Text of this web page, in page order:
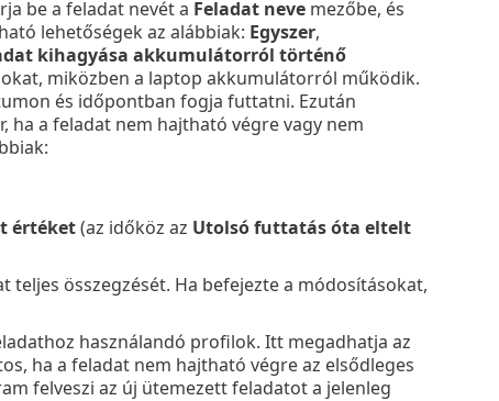
be a feladat nevét a Feladat nevemezőbe, és
lehetőségek az alábbiak: Egyszer,
kihagyása akkumulátorról történő
miközben a laptop akkumulátorról működik.
és időpontban fogja futtatni. Ezután
a feladat nem hajtható végre vagy nem
értéket(az időköz az Utolsó futtatás óta eltelt
teljes összegzését. Ha befejezte a módosításokat,
használandó profilok. Itt megadhatja az
ha a feladat nem hajtható végre az elsődleges
felveszi az új ütemezett feladatot a jelenleg